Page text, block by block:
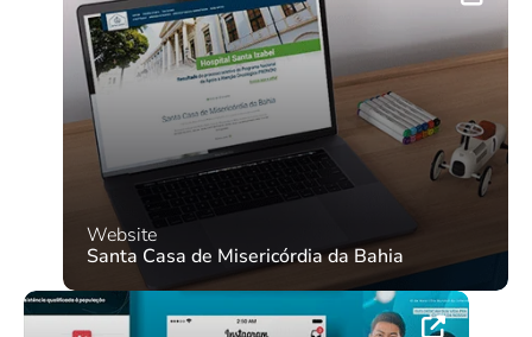
Website
Santa Casa de Misericórdia da Bahia